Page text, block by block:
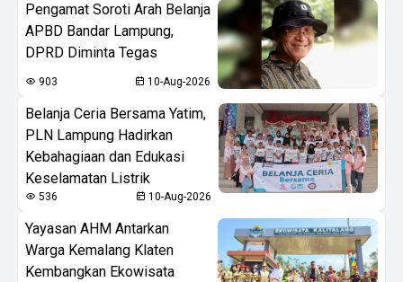
Pengamat Soroti Arah Belanja
APBD Bandar Lampung,
DPRD Diminta Tegas
903 10-Aug-2026
Belanja Ceria Bersama Yatim,
PLN Lampung Hadirkan
Kebahagiaan dan Edukasi
Keselamatan Listrik
536 10-Aug-2026
Yayasan AHM Antarkan
Warga Kemalang Klaten
Kembangkan Ekowisata